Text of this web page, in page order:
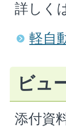
詳しく
軽自
ビュ
添付資